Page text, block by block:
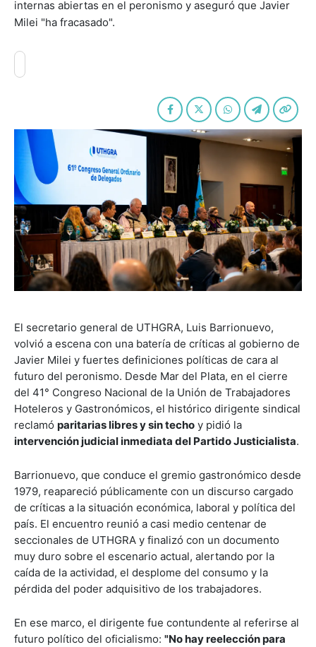
internas abiertas en el peronismo y aseguró que Javier
Milei "ha fracasado".
El secretario general de UTHGRA, Luis Barrionuevo,
volvió a escena con una batería de críticas al gobierno de
Javier Milei y fuertes definiciones políticas de cara al
futuro del peronismo. Desde Mar del Plata, en el cierre
del 41° Congreso Nacional de la Unión de Trabajadores
Hoteleros y Gastronómicos, el histórico dirigente sindical
reclamó paritarias libres y sin techo y pidió la
intervención judicial inmediata del Partido Justicialista.
Barrionuevo, que conduce el gremio gastronómico desde
1979, reapareció públicamente con un discurso cargado
de críticas a la situación económica, laboral y política del
país. El encuentro reunió a casi medio centenar de
seccionales de UTHGRA y finalizó con un documento
muy duro sobre el escenario actual, alertando por la
caída de la actividad, el desplome del consumo y la
pérdida del poder adquisitivo de los trabajadores.
En ese marco, el dirigente fue contundente al referirse al
futuro político del oficialismo: "No hay reelección para